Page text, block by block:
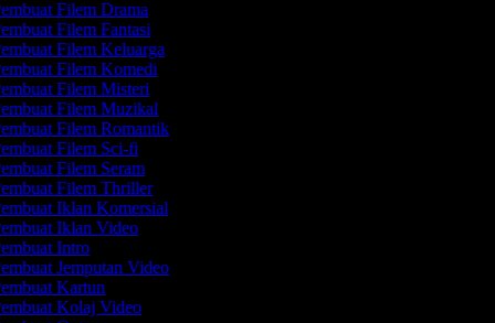
Filem Drama
Filem Fantasi
Filem Keluarga
Filem Komedi
Filem Misteri
Filem Muzikal
Filem Romantik
Filem Sci-fi
Filem Seram
Filem Thriller
Iklan Komersial
Iklan Video
Intro
Jemputan Video
Kartun
Kolaj Video